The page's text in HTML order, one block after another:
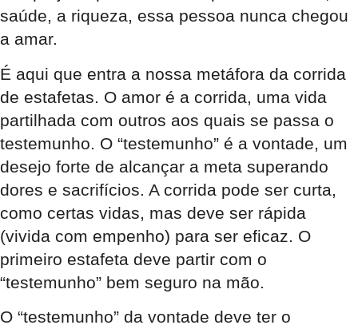
saúde, a riqueza, essa pessoa nunca chegou
a amar.
É aqui que entra a nossa metáfora da corrida
de estafetas. O amor é a corrida, uma vida
partilhada com outros aos quais se passa o
testemunho. O “testemunho” é a vontade, um
desejo forte de alcançar a meta superando
dores e sacrifícios. A corrida pode ser curta,
como certas vidas, mas deve ser rápida
(vivida com empenho) para ser eficaz. O
primeiro estafeta deve partir com o
“testemunho” bem seguro na mão.
O “testemunho” da vontade deve ter o